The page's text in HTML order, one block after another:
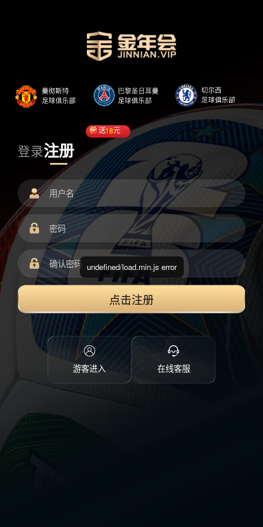
登录注册
送18元
点击注册
游客进入 在线客服
undefined/load.min.js error